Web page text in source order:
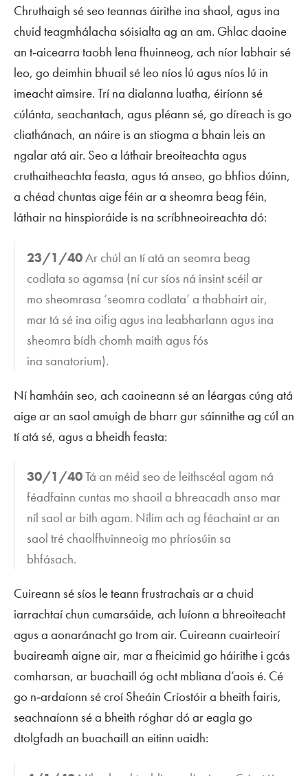
Chruthaigh sé seo teannas áirithe ina shaol, agus ina
chuid teagmhálacha sóisialta ag an am. Ghlac daoine
an t‑aicearra taobh lena fhuinneog, ach níor labhair sé
leo, go deimhin bhuail sé leo níos lú agus níos lú in
imeacht aimsire. Trí na dialanna luatha, éiríonn sé
cúlánta, seachantach, agus pléann sé, go díreach is go
cliathánach, an náire is an stiogma a bhain leis an
ngalar atá air. Seo a láthair breoiteachta agus
cruthaitheachta feasta, agus tá anseo, go bhfios dúinn,
a chéad chuntas aige féin ar a sheomra beag féin,
láthair na hinspioráide is na scríbhneoireachta dó:
23/1/40Ar chúl an tí atá an seomra beag
codlata so agamsa (ní cur síos ná insint scéil ar
mo sheomrasa ‘seomra codlata’ a thabhairt air,
mar tá sé ina oifig agus ina leabharlann agus ina
sheomra bídh chomh maith agus fós
ina sanatorium).
Ní hamháin seo, ach caoineann sé an léargas cúng atá
aige ar an saol amuigh de bharr gur sáinnithe ag cúl an
tí atá sé, agus a bheidh feasta:
30/1/40Tá an méid seo de leithscéal agam ná
féadfainn cuntas mo shaoil a bhreacadh anso mar
níl saol ar bith agam. Nílim ach ag féachaint ar an
saol tré chaolfhuinneoig mo phríosúin sa
bhfásach.
Cuireann sé síos le teann frustrachais ar a chuid
iarrachtaí chun cumarsáide, ach luíonn a bhreoiteacht
agus a aonaránacht go trom air. Cuireann cuairteoirí
buaireamh aigne air, mar a fheicimid go háirithe i gcás
comharsan, ar buachaill óg ocht mbliana d’aois é. Cé
go n‑ardaíonn sé croí Sheáin Críostóir a bheith fairis,
seachnaíonn sé a bheith róghar dó ar eagla go
dtolgfadh an buachaill an eitinn uaidh: